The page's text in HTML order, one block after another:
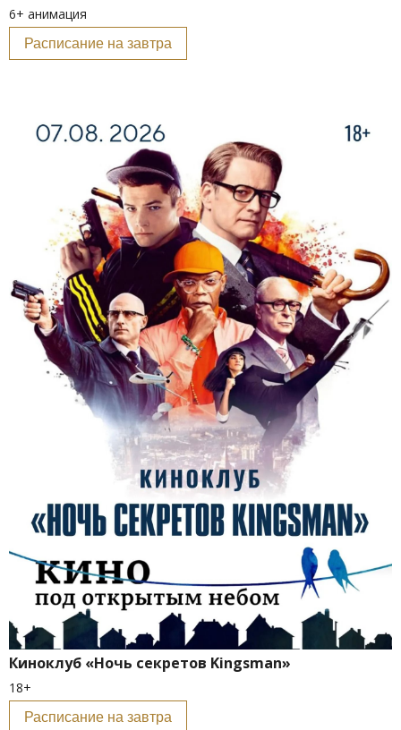
6+ анимация
Расписание на завтра
Киноклуб «Ночь секретов Kingsman»
18+
Расписание на завтра